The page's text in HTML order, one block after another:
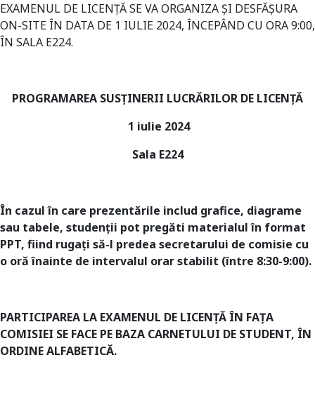
EXAMENUL DE LICENȚĂ SE VA ORGANIZA ȘI DESFĂŞURA
ON-SITE ÎN DATA DE 1 IULIE 2024, ÎNCEPÂND CU ORA 9:00,
ÎN SALA E224.
PROGRAMAREA SUSŢINERII LUCRĂRILOR DE LICENȚĂ
1 iulie 2024
Sala E224
În cazul în care prezentările includ grafice, diagrame
sau tabele, studenţii pot pregăti materialul în format
PPT, fiind rugaţi să-l predea secretarului de comisie cu
o oră înainte de intervalul orar stabilit (între 8:30-9:00).
PARTICIPAREA LA EXAMENUL DE LICENȚĂ ÎN FAȚA
COMISIEI SE FACE PE BAZA CARNETULUI DE STUDENT, ÎN
ORDINE ALFABETICĂ.